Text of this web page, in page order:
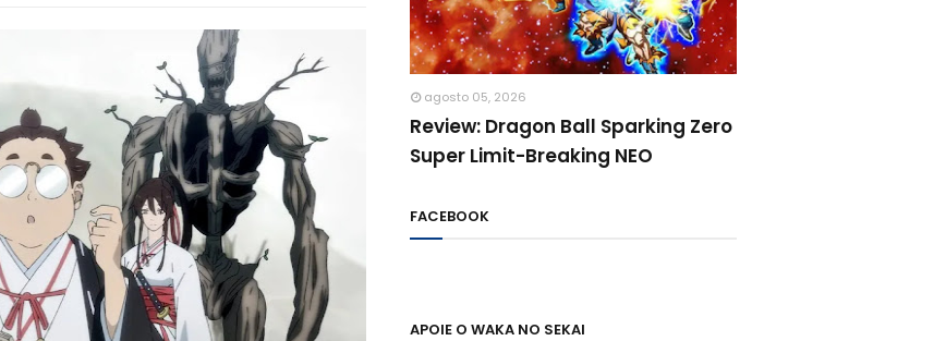
agosto 05, 2026
Review: Dragon Ball Sparking Zero
Super Limit-Breaking NEO
FACEBOOK
APOIE O WAKA NO SEKAI